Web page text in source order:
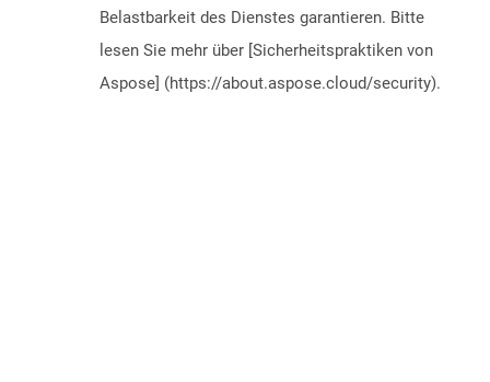
Belastbarkeit des Dienstes garantieren. Bitte
lesen Sie mehr über [Sicherheitspraktiken von
Aspose] (https://about.aspose.cloud/security).